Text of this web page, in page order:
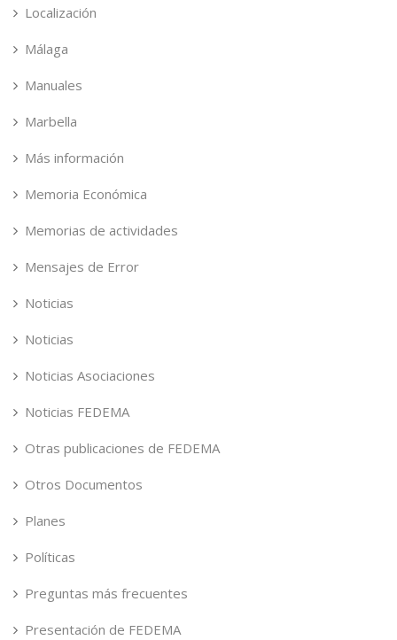
Localización
Málaga
Manuales
Marbella
Más información
Memoria Económica
Memorias de actividades
Mensajes de Error
Noticias
Noticias
Noticias Asociaciones
Noticias FEDEMA
Otras publicaciones de FEDEMA
Otros Documentos
Planes
Políticas
Preguntas más frecuentes
Presentación de FEDEMA